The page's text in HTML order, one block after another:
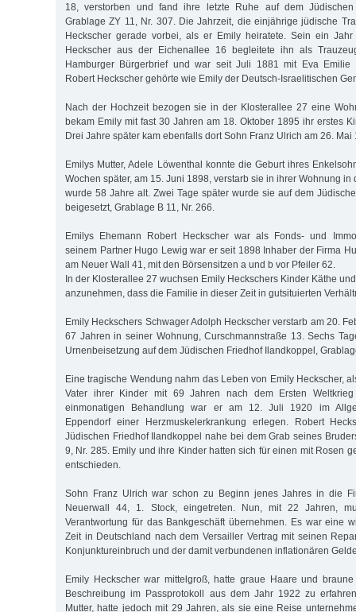
18, verstorben und fand ihre letzte Ruhe auf dem Jüdischen
Grablage ZY 11, Nr. 307. Die Jahrzeit, die einjährige jüdische
Heckscher gerade vorbei, als er Emily heiratete. Sein ein
Heckscher aus der Eichenallee 16 begleitete ihn als
Hamburger Bürgerbrief und war seit Juli 1881 mit Eva Emilie
Robert Heckscher gehörte wie Emily der Deutsch-Israelitischen
Nach der Hochzeit bezogen sie in der Klosterallee 27 eine
bekam Emily mit fast 30 Jahren am 18. Oktober 1895 ihr erstes
Drei Jahre später kam ebenfalls dort Sohn Franz Ulrich am 26. Mai
Emilys Mutter, Adele Löwenthal konnte die Geburt ihres
Wochen später, am 15. Juni 1898, verstarb sie in ihrer Wohnung
wurde 58 Jahre alt. Zwei Tage später wurde sie auf dem
beigesetzt, Grablage B 11, Nr. 266.
Emilys Ehemann Robert Heckscher war als Fonds- und
seinem Partner Hugo Lewig war er seit 1898 Inhaber der Firma
am Neuer Wall 41, mit den Börsensitzen a und b vor Pfeiler 62.
In der Klosterallee 27 wuchsen Emily Heckschers Kinder Käthe
anzunehmen, dass die Familie in dieser Zeit in gutsituierten
Emily Heckschers Schwager Adolph Heckscher verstarb am 20.
67 Jahren in seiner Wohnung, Curschmannstraße 13. Sechs
Urnenbeisetzung auf dem Jüdischen Friedhof Ilandkoppel,
Eine tragische Wendung nahm das Leben von Emily Heckscher,
Vater ihrer Kinder mit 69 Jahren nach dem Ersten
einmonatigen Behandlung war er am 12. Juli 1920 im
Eppendorf einer Herzmuskelerkrankung erlegen. Robert
Jüdischen Friedhof Ilandkoppel nahe bei dem Grab seines
9, Nr. 285. Emily und ihre Kinder hatten sich für einen mit Rosen
entschieden.
Sohn Franz Ulrich war schon zu Beginn jenes Jahres in die
Neuerwall 44, 1. Stock, eingetreten. Nun, mit 22 Jahren,
Verantwortung für das Bankgeschäft übernehmen. Es war eine
Zeit in Deutschland nach dem Versailler Vertrag mit seinen
Konjunktureinbruch und der damit verbundenen inflationären
Emily Heckscher war mittelgroß, hatte graue Haare und
Beschreibung im Passprotokoll aus dem Jahr 1922 zu
Mutter, hatte jedoch mit 29 Jahren, als sie eine Reise